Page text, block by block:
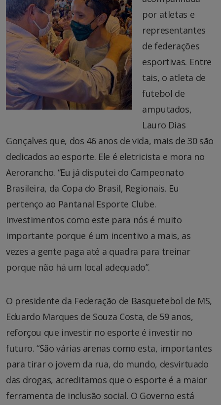
por atletas e
representantes
de federações
esportivas. Entre
tais, o atleta de
futebol de
amputados,
Lauro Dias
Gonçalves que, dos 46 anos de vida, mais de 30 são
dedicados ao esporte. Ele é eletricista e mora no
Aerorancho. “Eu já disputei do Campeonato
Brasileira, da Copa do Brasil, Regionais. Eu
pertenço ao Pantanal Esporte Clube.
Investimentos como este para nós é muito
importante porque é um incentivo a mais, as
vezes a gente paga até a quadra para treinar
porque não há um local adequado”.
O presidente da Federação de Basquetebol de MS,
Eduardo Marques de Souza Costa, de 59 anos,
reforçou que investir no esporte é investir no
futuro. “São várias arenas como esta, importantes
para tirar o jovem da rua, do mundo, desvirtuado
das drogas, acreditamos que o esporte é a maior
ferramenta de inclusão social. O Governo está